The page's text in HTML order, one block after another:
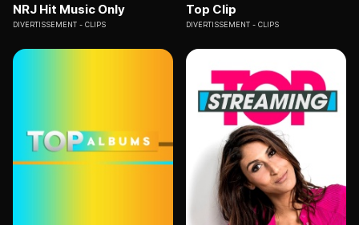
NRJ Hit Music Only
DIVERTISSEMENT CLIPS
Top Clip
DIVERTISSEMENT CLIPS